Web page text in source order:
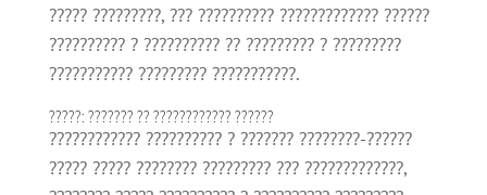
????? ?????????, ??? ?????????? ????????????? ??????
?????????? ? ?????????? ?? ????????? ? ?????????
??????????? ????????? ???????????.
?????: ??????? ?? ???????????? ??????
???????????? ?????????? ? ??????? ????????-??????
????? ????? ???????? ????????? ??? ?????????????,